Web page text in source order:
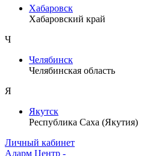
Хабаровск
Хабаровский край
Ч
Челябинск
Челябинская область
Я
Якутск
Республика Саха (Якутия)
Личный кабинет
Аларм Центр -